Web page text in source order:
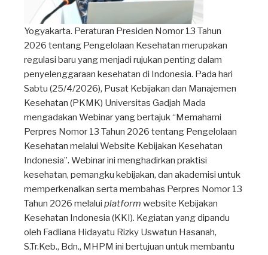
Yogyakarta. Peraturan Presiden Nomor 13 Tahun
2026 tentang Pengelolaan Kesehatan merupakan
regulasi baru yang menjadi rujukan penting dalam
penyelenggaraan kesehatan di Indonesia. Pada hari
Sabtu (25/4/2026), Pusat Kebijakan dan Manajemen
Kesehatan (PKMK) Universitas Gadjah Mada
mengadakan Webinar yang bertajuk “Memahami
Perpres Nomor 13 Tahun 2026 tentang Pengelolaan
Kesehatan melalui Website Kebijakan Kesehatan
Indonesia”. Webinar ini menghadirkan praktisi
kesehatan, pemangku kebijakan, dan akademisi untuk
memperkenalkan serta membahas Perpres Nomor 13
Tahun 2026 melalui platform website Kebijakan
Kesehatan Indonesia (KKI). Kegiatan yang dipandu
oleh Fadliana Hidayatu Rizky Uswatun Hasanah,
S.Tr.Keb., Bdn., MHPM ini bertujuan untuk membantu